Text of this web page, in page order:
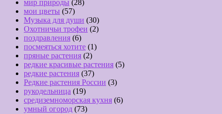
мир природы (28)
мои цветы (57)
Музыка для души (30)
Охотничьи трофеи (2)
поздравления (6)
посмеяться хотите (1)
пряные растения (2)
редкие красивые растения (5)
редкие растения (37)
Редкие растения России (3)
рукодельница (19)
средиземноморская кухня (6)
умный огород (73)